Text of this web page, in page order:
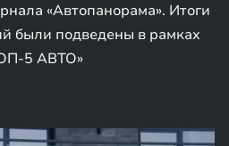
«Автопанорама». Итоги
были подведены в рамках
5 АВТО»